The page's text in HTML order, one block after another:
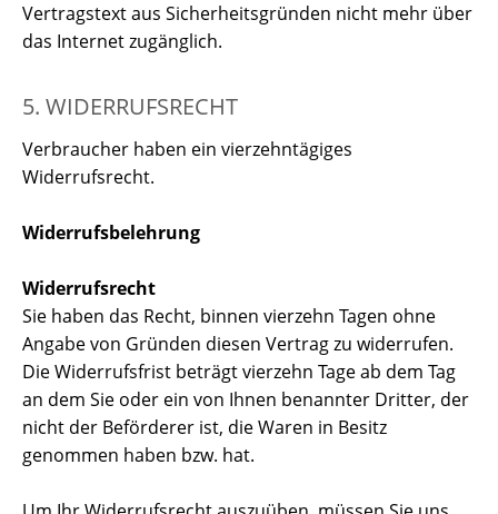
Vertragstext aus Sicherheitsgründen nicht mehr über
das Internet zugänglich.
5. WIDERRUFSRECHT
Verbraucher haben ein vierzehntägiges
Widerrufsrecht.
Widerrufsbelehrung
Widerrufsrecht
Sie haben das Recht, binnen vierzehn Tagen ohne
Angabe von Gründen diesen Vertrag zu widerrufen.
Die Widerrufsfrist beträgt vierzehn Tage ab dem Tag
an dem Sie oder ein von Ihnen benannter Dritter, der
nicht der Beförderer ist, die Waren in Besitz
genommen haben bzw. hat.